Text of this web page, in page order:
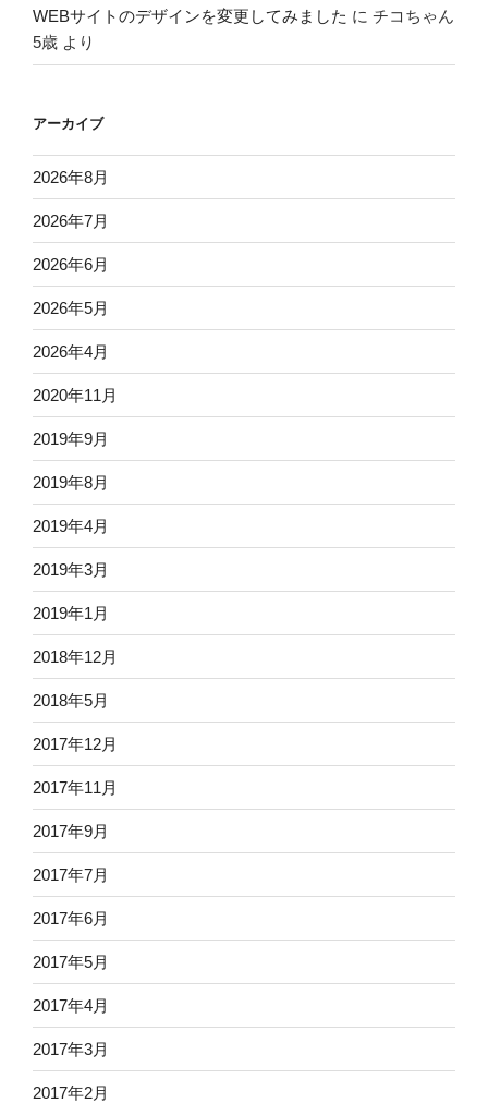
WEBサイトのデザインを変更してみました に チコちゃん
5歳 より
アーカイブ
2026年8月
2026年7月
2026年6月
2026年5月
2026年4月
2020年11月
2019年9月
2019年8月
2019年4月
2019年3月
2019年1月
2018年12月
2018年5月
2017年12月
2017年11月
2017年9月
2017年7月
2017年6月
2017年5月
2017年4月
2017年3月
2017年2月